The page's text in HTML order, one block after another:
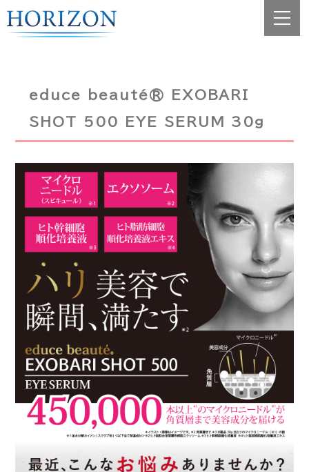
educe beauté® EXOBARI
SHOT 500 EYE SERUM 30g